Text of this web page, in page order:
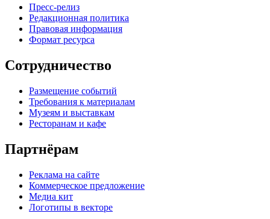
Пресс-релиз
Редакционная политика
Правовая информация
Формат ресурса
Сотрудничество
Размещение событий
Требования к материалам
Музеям и выставкам
Ресторанам и кафе
Партнёрам
Реклама на сайте
Коммерческое предложение
Медиа кит
Логотипы в векторе